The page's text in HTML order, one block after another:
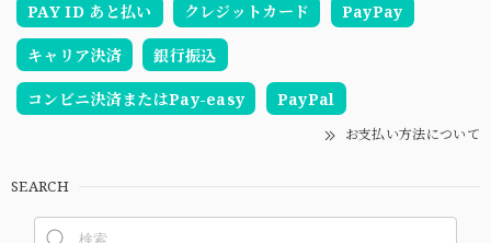
PAY ID あと払い
クレジットカード PayPay
キャリア決済 銀行振込
コンビニ決済またはPay-easy PayPal
お支払い方法について
SEARCH